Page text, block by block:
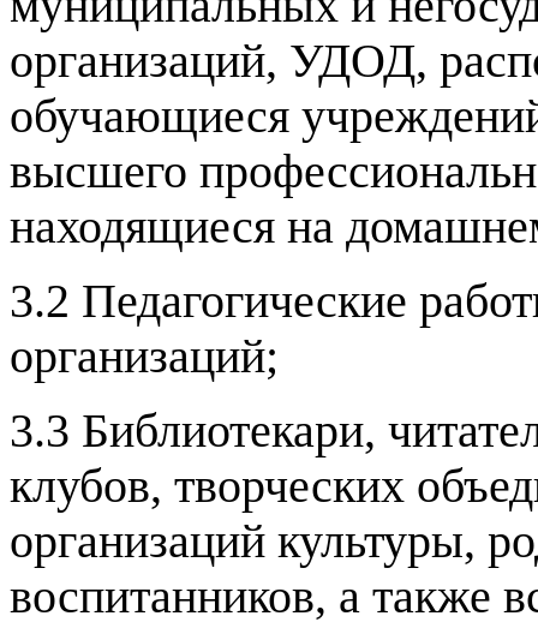
организаций, УДОД,
обучающиеся
высшего
находящиеся на
3.2 Педагогические
организаций;
3.3 Библиотекари,
клубов, творческих
организаций культуры,
воспитанников, а также